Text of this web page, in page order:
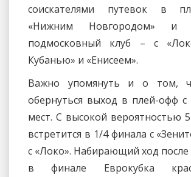
соискателями путевок в
«Нижним Новгородом» и
подмосковный клуб – с
Кубанью» и «Енисеем».
Важно упомянуть и о том,
обернуться выход в плей-офф с
мест. С высокой вероятностью
встретится в 1/4 финала с
с «Локо». Набирающий ход
в финале Еврокубка